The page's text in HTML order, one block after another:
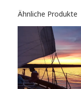
Ähnliche Produkte